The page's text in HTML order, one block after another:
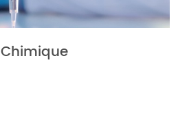
Chimique